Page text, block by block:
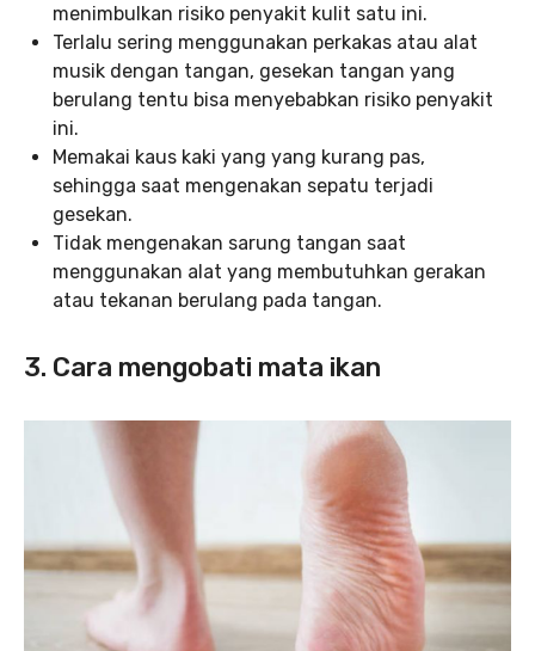
menimbulkan risiko penyakit kulit satu ini.
Terlalu sering menggunakan perkakas atau alat
musik dengan tangan, gesekan tangan yang
berulang tentu bisa menyebabkan risiko penyakit
ini.
Memakai kaus kaki yang yang kurang pas,
sehingga saat mengenakan sepatu terjadi
gesekan.
Tidak mengenakan sarung tangan saat
menggunakan alat yang membutuhkan gerakan
atau tekanan berulang pada tangan.
3. Cara mengobati mata ikan